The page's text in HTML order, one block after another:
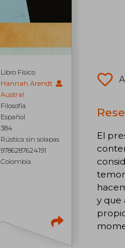
Libro Físico
Hannah Arendt
Austral
Filosofía
Español
384
Rústica sin solapas
9786287624191
Colombia
El
y que